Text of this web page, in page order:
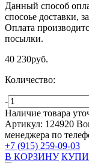
Данный способ
спосоье доставки,
Оплата
посылки.
40 230руб.
Количество:
-
Наличие товара
Артикул: 124920
менеджера по
+7 (915) 259-09-03
В КОРЗИНУ